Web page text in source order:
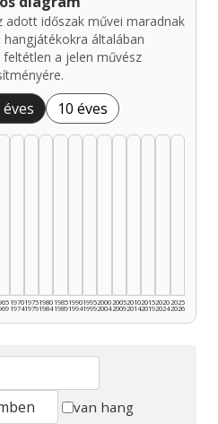
időszak művei maradnak
hangjátékokra általában
a jelen művész
éves 10 éves
1970
1974
1975
1979
1980
1984
1985
1989
1990
1994
1995
1999
2000
2004
2005
2009
2010
2014
2015
2019
2020
2024
2025
2026
van hang